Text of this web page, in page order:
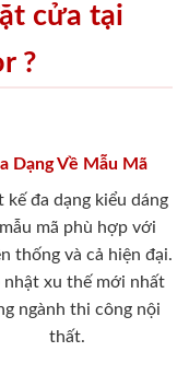
cửa tại
?
Dạng Về Mẫu Mã
kế đa dạng kiểu dáng
mã phù hợp với
thống và cả hiện đại.
nhật xu thế mới nhất
ngành thi công nội
thất.